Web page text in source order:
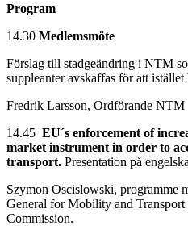
Program
14.30 Medlemsmöte
Förslag till stadgeändring i NTM
suppleanter avskaffas för att
Fredrik Larsson, Ordförande NTM
14.45 EU´s enforcement of
market instrument in order to
transport. Presentation på engelska
Szymon Oscislowski, programme
General for Mobility and
Commission.